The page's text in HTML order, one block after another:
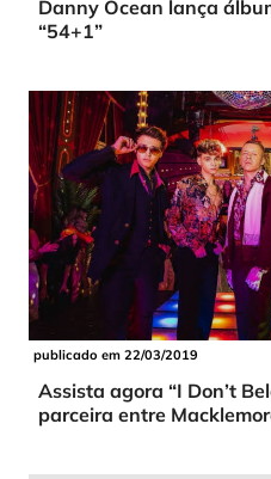
Danny Ocean lança
“54+1”
publicado em 22/03/2019
Assista agora “I Don’t
parceira entre